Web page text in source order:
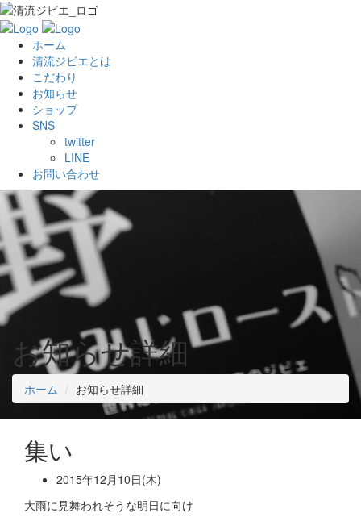
ホーム
清流ジビエとは
こだわり
お知らせ
ショップ
SNS
twitter
LINE
お問い合わせ
お知らせ詳細
ホーム お知らせ詳細
集い
2015年12月10日(木)
大雨に見舞われそうな明日に向け